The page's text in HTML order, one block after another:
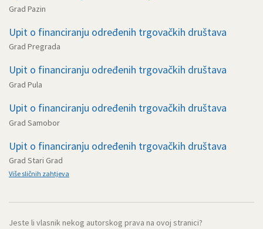
Grad Pazin
Upit o financiranju određenih trgovačkih društava
Grad Pregrada
Upit o financiranju određenih trgovačkih društava
Grad Pula
Upit o financiranju određenih trgovačkih društava
Grad Samobor
Upit o financiranju određenih trgovačkih društava
Grad Stari Grad
Više sličnih zahtjeva
Jeste li vlasnik nekog autorskog prava na ovoj stranici?